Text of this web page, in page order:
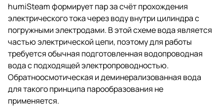
humiSteam формирует пар за счёт прохождения
электрического тока через воду внутри цилиндра с
погружными электродами. В этой схеме вода является
частью электрической цепи, поэтому для работы
требуется обычная подготовленная водопроводная
вода с подходящей электропроводностью.
Обратноосмотическая и деминерализованная вода
для такого принципа парообразования не
применяется.